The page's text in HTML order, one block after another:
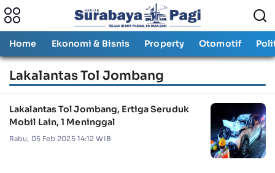
Home Ekonomi & Bisnis Property Otomotif
Lakalantas Tol Jombang
Lakalantas Tol Jombang, Ertiga Seruduk
Mobil Lain, 1 Meninggal
Rabu, 05 Feb 2025 14:12 WIB